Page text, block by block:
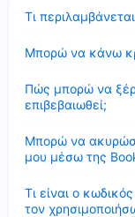
Τι
Μπορώ να κάνω
Πώς μπορώ να
επιβεβαιωθεί;
Μπορώ να
μου μέσω της
Τι είναι ο
τον